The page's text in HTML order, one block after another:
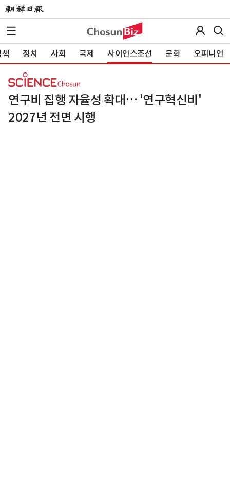
정치 사회 국제 사이언스조선 문화 오피니언
연구비 집행 자율성 확대… '연구혁신비'
2027년 전면 시행